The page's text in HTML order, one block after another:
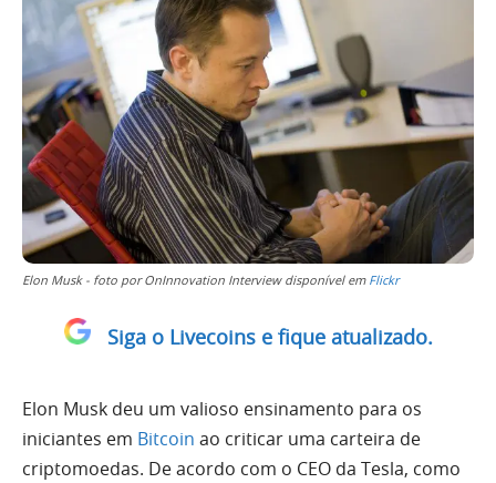
Elon Musk - foto por OnInnovation Interview disponível em Flickr
Siga o Livecoins e fique atualizado.
Elon Musk deu um valioso ensinamento para os
iniciantes em Bitcoin ao criticar uma carteira de
criptomoedas. De acordo com o CEO da Tesla, como